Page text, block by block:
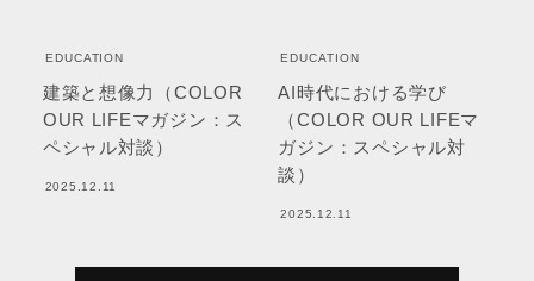
EDUCATION
建築と想像力（COLOR
OUR LIFEマガジン：ス
ペシャル対談）
2025.12.11
EDUCATION
AI時代における学び
（COLOR OUR LIFEマ
ガジン：スペシャル対
談）
2025.12.11